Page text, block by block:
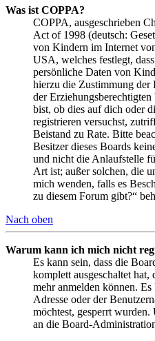
Was ist COPPA?
COPPA, ausgeschrieben
Act of 1998 (deutsch:
von Kindern im Internet
USA, welches festlegt,
persönliche Daten von
hierzu die Zustimmung der
der
bist, ob dies auf dich oder
registrieren versuchst,
Beistand zu Rate. Bitte
Besitzer dieses Boards
und nicht die Anlaufstelle
Art ist; außer solchen, die
mich wenden, falls es
zu diesem Forum gibt?“
Nach oben
Warum kann ich mich nicht
Es kann sein, dass die
komplett ausgeschaltet
mehr anmelden können.
Adresse oder der
möchtest, gesperrt
an die Board-